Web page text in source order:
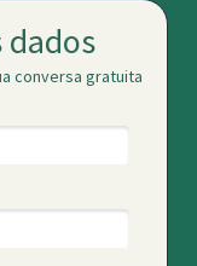
dados
conversa gratuita